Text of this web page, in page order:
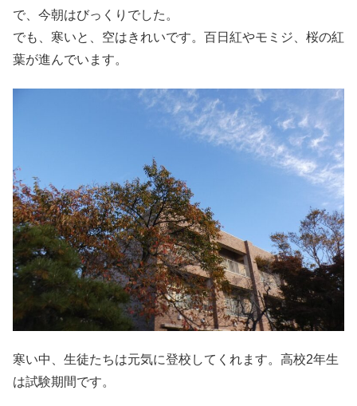
で、今朝はびっくりでした。
でも、寒いと、空はきれいです。百日紅やモミジ、桜の紅
葉が進んでいます。
寒い中、生徒たちは元気に登校してくれます。高校2年生
は試験期間です。